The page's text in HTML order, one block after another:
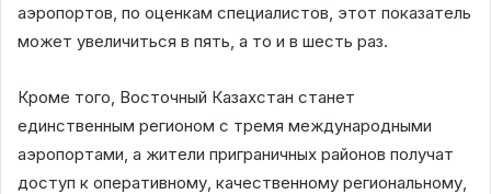
аэропортов, по оценкам специалистов, этот показатель
может увеличиться в пять, а то и в шесть раз.
Кроме того, Восточный Казахстан станет
единственным регионом с тремя международными
аэропортами, а жители приграничных районов получат
доступ к оперативному, качественному региональному,